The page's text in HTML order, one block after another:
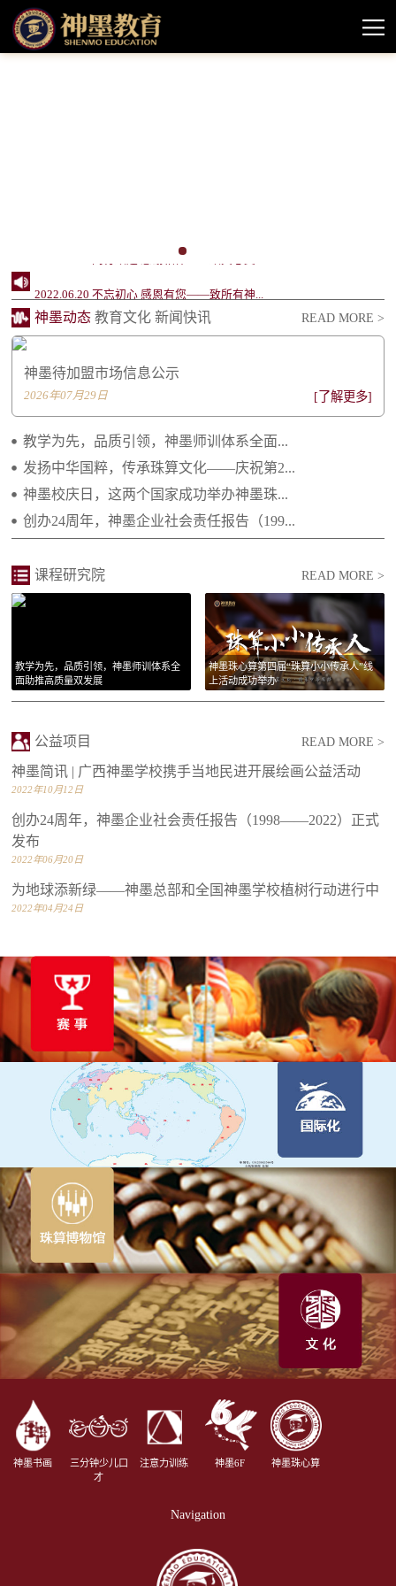
2022.06.20 同行致远 感谢相伴——致关心支...
2021.04.29 继往开来 携手向前 ——2021年...
2021.01.14 李绵军总校长2021年新年贺词
READ MORE >
神墨动态 教育文化 新闻快讯
神墨待加盟市场信息公示
[了解更多]
2026年07月29日
教学为先，品质引领，神墨师训体系全面...
发扬中华国粹，传承珠算文化——庆祝第2...
神墨校庆日，这两个国家成功举办神墨珠...
创办24周年，神墨企业社会责任报告（199...
READ MORE >
课程研究院
教学为先，品质引领，神墨师训体系全
面助推高质量双发展
神墨珠心算第四届“珠算小小传承人”线
上活动成功举办
READ MORE >
公益项目
神墨简讯 | 广西神墨学校携手当地民进开展绘画公益活动
2022年10月12日
创办24周年，神墨企业社会责任报告（1998——2022）正式
发布
2022年06月20日
为地球添新绿——神墨总部和全国神墨学校植树行动进行中
2022年04月24日
神墨书画
三分钟少儿口
才
注意力训练 神墨6F 神墨珠心算
Navigation